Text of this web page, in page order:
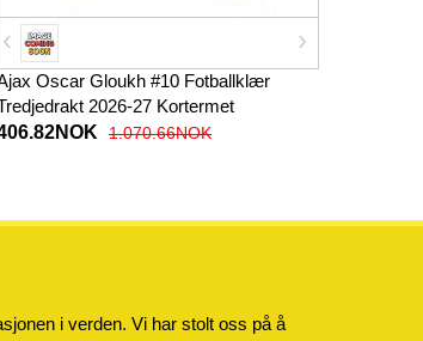
Oscar Gloukh #10 Fotballklær
2026-27 Kortermet
1.070.66NOK
i verden. Vi har stolt oss på å